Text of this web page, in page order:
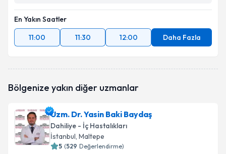
En Yakın Saatler
11:00
11:30 12:00 Daha Fazla
Bölgenize yakın diğer uzmanlar
Uzm. Dr. Yasin Baki Baydaş
Dahiliye - İç Hastalıkları
İstanbul, Maltepe
5 (529 Değerlendirme)